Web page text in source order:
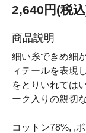
2,640円(税
商品説明
細い糸できめ細
ィテールを表現
をとりいれては
ーク入りの親切
コットン78%, ,